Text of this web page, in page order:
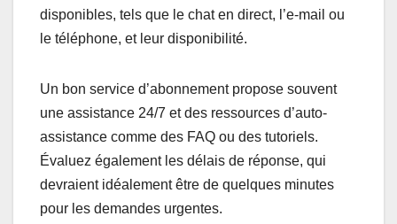
disponibles, tels que le chat en direct, l’e-mail ou
le téléphone, et leur disponibilité.
Un bon service d’abonnement propose souvent
une assistance 24/7 et des ressources d’auto-
assistance comme des FAQ ou des tutoriels.
Évaluez également les délais de réponse, qui
devraient idéalement être de quelques minutes
pour les demandes urgentes.